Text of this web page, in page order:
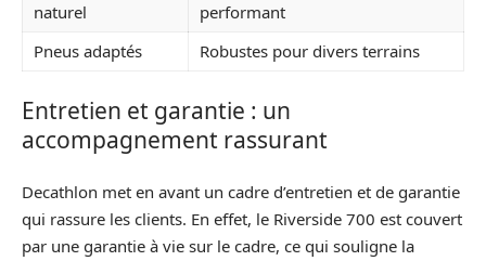
naturel
performant
Pneus adaptés
Robustes pour divers terrains
Entretien et garantie : un
accompagnement rassurant
Decathlon met en avant un cadre d’entretien et de garantie
qui rassure les clients. En effet, le Riverside 700 est couvert
par une garantie à vie sur le cadre, ce qui souligne la